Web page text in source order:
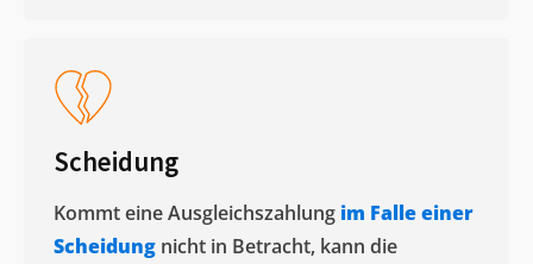
Scheidung
Kommt eine Ausgleichszahlung im Falle einer
Scheidung nicht in Betracht, kann die